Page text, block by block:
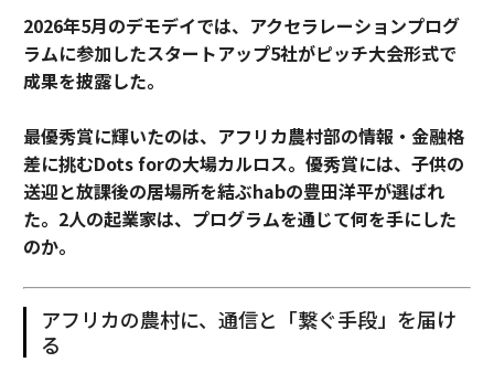
2026年5月のデモデイでは、アクセラレーションプログ
ラムに参加したスタートアップ5社がピッチ大会形式で
成果を披露した。
最優秀賞に輝いたのは、アフリカ農村部の情報・金融格
差に挑むDots forの大場カルロス。優秀賞には、子供の
送迎と放課後の居場所を結ぶhabの豊田洋平が選ばれ
た。2人の起業家は、プログラムを通じて何を手にした
のか。
アフリカの農村に、通信と「繋ぐ手段」を届け
る